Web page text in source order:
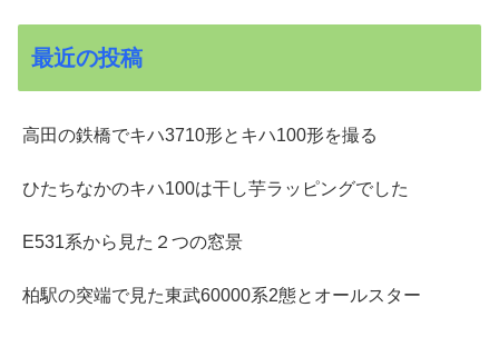
最近の投稿
高田の鉄橋でキハ3710形とキハ100形を撮る
ひたちなかのキハ100は干し芋ラッピングでした
E531系から見た２つの窓景
柏駅の突端で見た東武60000系2態とオールスター